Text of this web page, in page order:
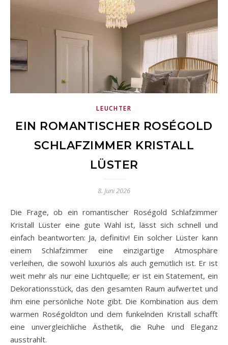
LEUCHTER
EIN ROMANTISCHER ROSÉGOLD
SCHLAFZIMMER KRISTALL
LÜSTER
8. Juni 2026
Die Frage, ob ein romantischer Roségold Schlafzimmer
Kristall Lüster eine gute Wahl ist, lässt sich schnell und
einfach beantworten: Ja, definitiv! Ein solcher Lüster kann
einem Schlafzimmer eine einzigartige Atmosphäre
verleihen, die sowohl luxuriös als auch gemütlich ist. Er ist
weit mehr als nur eine Lichtquelle; er ist ein Statement, ein
Dekorationsstück, das den gesamten Raum aufwertet und
ihm eine persönliche Note gibt. Die Kombination aus dem
warmen Roségoldton und dem funkelnden Kristall schafft
eine unvergleichliche Ästhetik, die Ruhe und Eleganz
ausstrahlt.